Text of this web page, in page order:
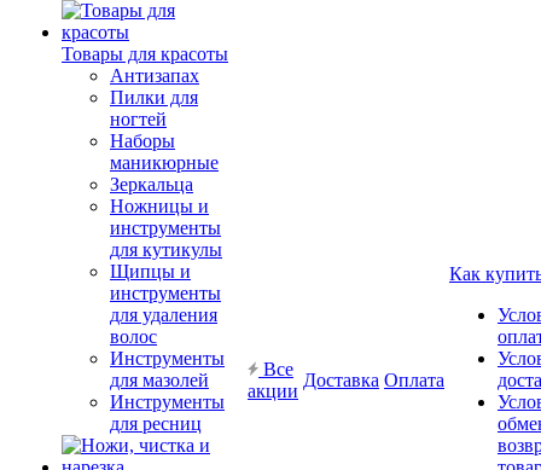
Товары для красоты
Антизапах
Пилки для
ногтей
Наборы
маникюрные
Зеркальца
Ножницы и
инструменты
для кутикулы
Щипцы и
инструменты
для удаления
волос
Инструменты
для мазолей
Инструменты
для ресниц
Все
акции
Доставка Оплата
Как